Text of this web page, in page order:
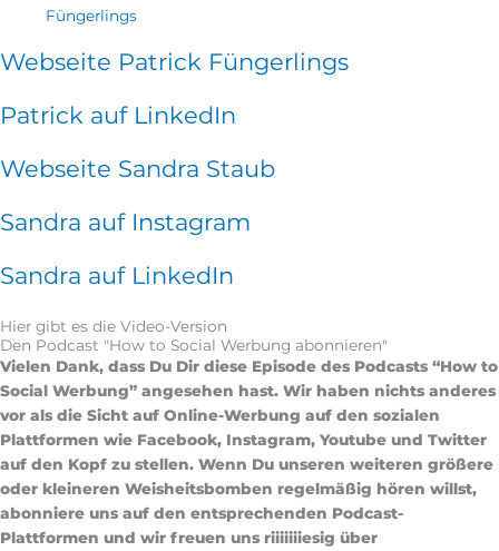
Füngerlings
Webseite Patrick Füngerlings
Patrick auf LinkedIn
Webseite Sandra Staub
Sandra auf Instagram
Sandra auf LinkedIn
Hier gibt es die Video-Version
Den Podcast "How to Social Werbung abonnieren"
Vielen Dank, dass Du Dir diese Episode des Podcasts “How to
Social Werbung” angesehen hast. Wir haben nichts anderes
vor als die Sicht auf Online-Werbung auf den sozialen
Plattformen wie Facebook, Instagram, Youtube und Twitter
auf den Kopf zu stellen. Wenn Du unseren weiteren größere
oder kleineren Weisheitsbomben regelmäßig hören willst,
abonniere uns auf den entsprechenden Podcast-
Plattformen und wir freuen uns riiiiiiiesig über